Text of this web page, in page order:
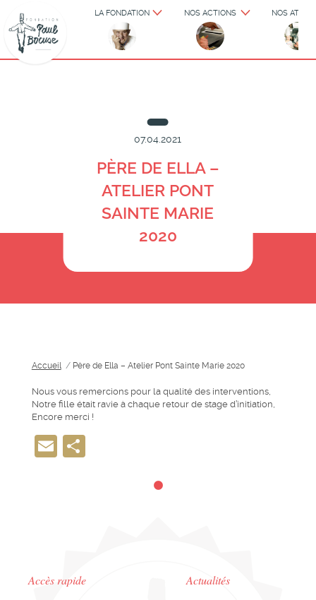
LA FONDATION NOS ACTIONS NOS
07.04.2021
PÈRE DE ELLA –
ATELIER PONT
SAINTE MARIE
2020
Accueil/ Père de Ella – Atelier Pont Sainte Marie 2020
Nous vous remercions pour la qualité des interventions,
Notre fille était ravie à chaque retour de stage d’initiation,
Encore merci !
EmailPartager
Accès rapide Actualités